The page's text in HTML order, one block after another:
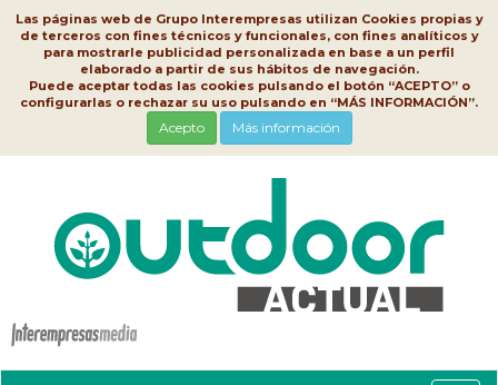
Las páginas web de Grupo Interempresas utilizan Cookies propias y
de terceros con fines técnicos y funcionales, con fines analíticos y
para mostrarle publicidad personalizada en base a un perfil
elaborado a partir de sus hábitos de navegación.
Puede aceptar todas las cookies pulsando el botón “ACEPTO” o
configurarlas o rechazar su uso pulsando en “MÁS INFORMACIÓN”.
Acepto Más información